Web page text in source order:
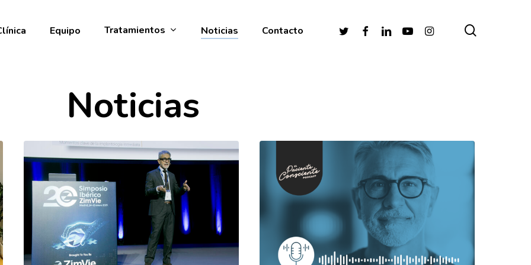
Equipo Tratamientos Noticias Contacto twitterfacebooklinkedinyoutubeinstagram
Noticias